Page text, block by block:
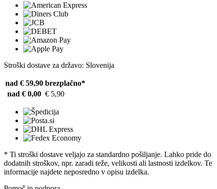
Stroški dostave za državo: Slovenija
nad € 59,90 brezplačno*
nad € 0,00 € 5,90
* Ti stroški dostave veljajo za standardno pošiljanje. Lahko pride do
dodatnih stroškov, npr. zaradi teže, velikosti ali lastnosti izdelkov. Te
informacije najdete neposredno v opisu izdelka.